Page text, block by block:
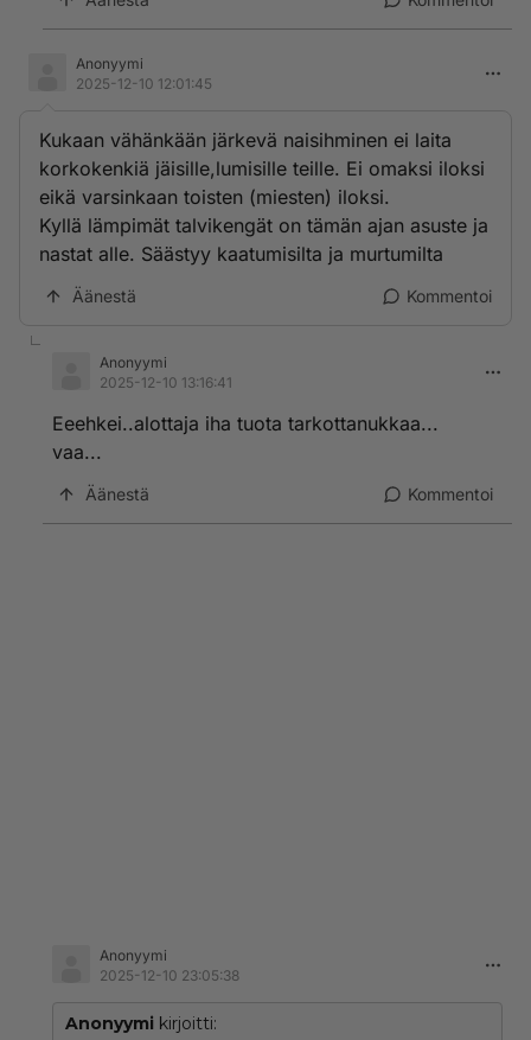
Anonyymi
2025-12-10 12:01:45
Kukaan vähänkään järkevä naisihminen ei laita
korkokenkiä jäisille,lumisille teille. Ei omaksi iloksi
eikä varsinkaan toisten (miesten) iloksi.
Kyllä lämpimät talvikengät on tämän ajan asuste ja
nastat alle. Säästyy kaatumisilta ja murtumilta
Äänestä Kommentoi
Anonyymi
2025-12-10 13:16:41
Eeehkei..alottaja iha tuota tarkottanukkaa...
vaa...
Äänestä Kommentoi
Anonyymi
2025-12-10 23:05:38
Anonyymi kirjoitti: